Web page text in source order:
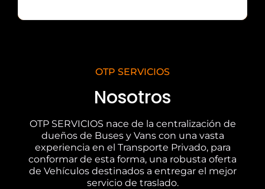
OTP SERVICIOS
Nosotros
OTP SERVICIOS nace de la centralización de
dueños de Buses y Vans con una vasta
experiencia en el Transporte Privado, para
conformar de esta forma, una robusta oferta
de Vehículos destinados a entregar el mejor
servicio de traslado.